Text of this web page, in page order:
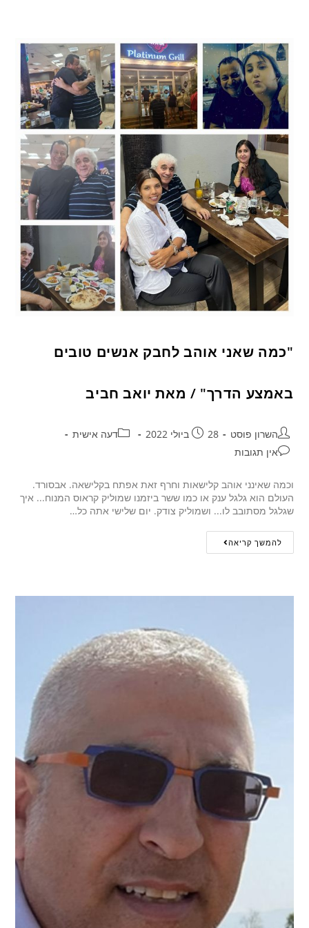
"כמה שאני אוהב לחבק אנשים טובים
באמצע הדרך" / מאת יואב חביב
השרון פוסט 28 ביולי 2022
דעה אישית
אין תגובות
וכמה שאינני אוהב קלישאות וחרף זאת אפתח בקלישאה. אבסורד.
העולם הוא גלגל ענק או כמו ששר ביזמנו שמוליק קראוס המנוח... איך
שגלגל מסתובב לו... ושמוליק צודק. יום שלישי אתה כל…
להמשך קריאה